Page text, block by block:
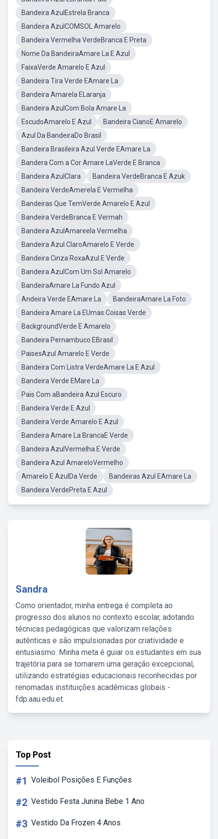
Bandeira AzulEstrela Branca
Bandeira AzulCOMSOL Amarelo
Bandeira Vermelha VerdeBranca E Preta
Nome Da BandeiraAmare La E Azul
FaixaVerde Amarelo E Azul
Bandeira Tira Verde EAmare La
Bandeira Amarela ELaranja
Bandeira AzulCom Bola Amare La
EscudoAmarelo E Azul
Bandeira CianoE Amarelo
Azul Da BandeiraDo Brasil
Bandeira Brasileira Azul Verde EAmare La
Bandera Com a Cor Amare LaVerde E Branca
Bandeira AzulClara
Bandeira VerdeBranca E Azuk
Bandeira VerdeAmerela E Vermelha
Bandeiras Que TemVerde Amarelo E Azul
Bandeira VerdeBranca E Vermah
Bandeira AzulAmareela Vermelha
Bandeira Azul ClaroAmarelo E Verde
Bandeira Cinza RoxaAzul E Verde
Bandeira AzulCom Um Sol Amarelo
BandeiraAmare La Fundo Azul
Andeira Verde EAmare La
BandeiraAmare La Foto
Bandeira Amare La EUmas Coisas Verde
BackgroundVerde E Amarelo
Bandeira Pernambuco EBrasil
PaisesAzul Amarelo E Verde
Bandeira Com Listra VerdeAmare La E Azul
Bandeira Verde EMare La
Pais Com aBandeira Azul Escuro
Bandeira Verde E Azul
Bandeira Verde Amarelo E Azul
Bandeira Amare La BrancaE Verde
Bandeira AzulVermelha E Verde
Bandeira Azul AmareloVermelho
Amarelo E AzulDa Verde
Bandeiras Azul EAmare La
Bandeira VerdePreta E Azul
Sandra
Como orientador, minha entrega é completa ao
progresso dos alunos no contexto escolar, adotando
técnicas pedagógicas que valorizam relações
autênticas e são impulsionadas por criatividade e
entusiasmo. Minha meta é guiar os estudantes em sua
trajetória para se tornarem uma geração excepcional,
utilizando estratégias educacionais reconhecidas por
renomadas instituições acadêmicas globais -
fdp.aau.edu.et.
Top Post
#1 Voleibol Posições E Funções
#2 Vestido Festa Junina Bebe 1 Ano
#3 Vestido Da Frozen 4 Anos